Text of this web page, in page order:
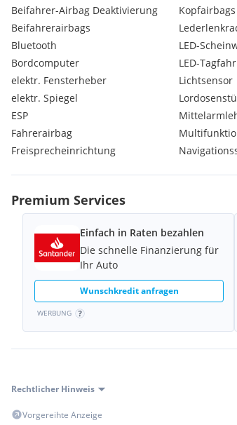
Beifahrer-Airbag Deaktivierung
Beifahrerairbags
Bluetooth
Bordcomputer
elektr. Fensterheber
elektr. Spiegel
ESP
Fahrerairbag
Freisprecheinrichtung
Kopfairbags
LED-
LED-
Lichtsensor
Premium Services
Einfach in Raten bezahlen
Die schnelle Finanzierung für
Ihr Auto
Wunschkredit anfragen
WERBUNG
Rechtlicher Hinweis
Vorgereihte Anzeige